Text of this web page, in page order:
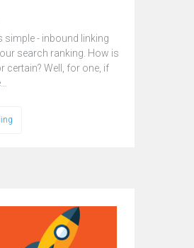
simple - inbound linking
search ranking. How is
certain? Well, for one, if